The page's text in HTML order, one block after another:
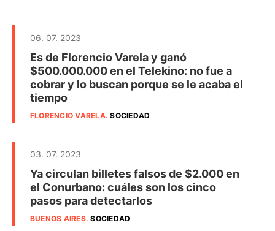
06. 07. 2023
Es de Florencio Varela y ganó
$500.000.000 en el Telekino: no fue a
cobrar y lo buscan porque se le acaba el
tiempo
FLORENCIO VARELA.SOCIEDAD
03. 07. 2023
Ya circulan billetes falsos de $2.000 en
el Conurbano: cuáles son los cinco
pasos para detectarlos
BUENOS AIRES.SOCIEDAD